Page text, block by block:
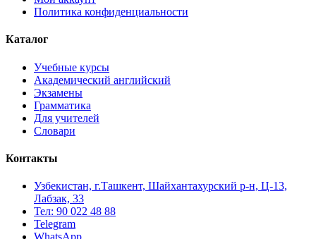
Политика конфиденциальности
Каталог
Учебные курсы
Академический английский
Экзамены
Грамматика
Для учителей
Словари
Контакты
Узбекистан, г.Ташкент, Шайхантахурский р-н, Ц-13,
Лабзак, 33
Тел: 90 022 48 88
Telegram